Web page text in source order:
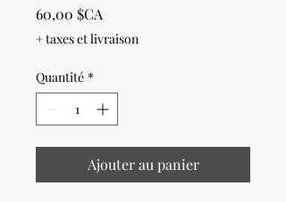
60,00 $CA
+ taxes et livraison
Quantité *
Ajouter au panier